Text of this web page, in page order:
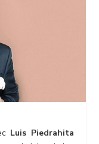
Luis Piedrahita